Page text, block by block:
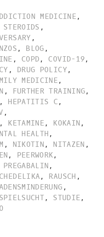
MEDICINE,
,
,
, BLOG ,
, COPD , COVID-19,
, DRUG POLICY,
MEDICINE ,
, FURTHER TRAINING,
, HEPATITIS C ,
,
, KETAMINE , KOKAIN ,
HEALTH ,
, NIKOTIN , NITAZEN ,
, PEERWORK,
PREGABALIN ,
, RAUSCH ,
,
SPIELSUCHT, STUDIE ,